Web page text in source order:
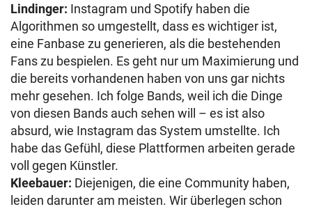
Lindinger: Instagram und Spotify haben die
Algorithmen so umgestellt, dass es wichtiger ist,
eine Fanbase zu generieren, als die bestehenden
Fans zu bespielen. Es geht nur um Maximierung und
die bereits vorhandenen haben von uns gar nichts
mehr gesehen. Ich folge Bands, weil ich die Dinge
von diesen Bands auch sehen will – es ist also
absurd, wie Instagram das System umstellte. Ich
habe das Gefühl, diese Plattformen arbeiten gerade
voll gegen Künstler.
Kleebauer: Diejenigen, die eine Community haben,
leiden darunter am meisten. Wir überlegen schon